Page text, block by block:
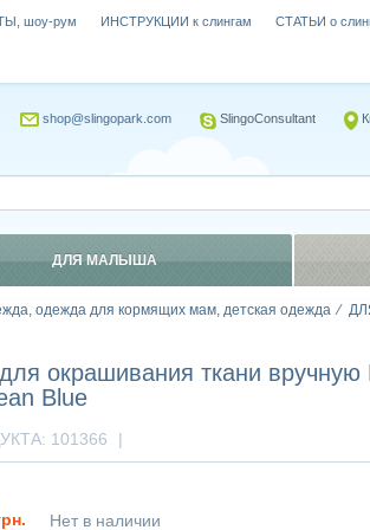
одежда для кормящих мам, детская одежда
окрашивания ткани вручную
Blue
101366 |
Нет в наличии
шоу-рум ИНСТРУКЦИИ к слингам СТАТЬИ о
shop@slingopark.com SlingoConsultant
ДЛЯ МАЛЫША